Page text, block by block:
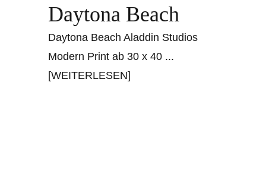
Daytona Beach
Daytona Beach Aladdin Studios
Modern Print ab 30 x 40 ...
[WEITERLESEN]